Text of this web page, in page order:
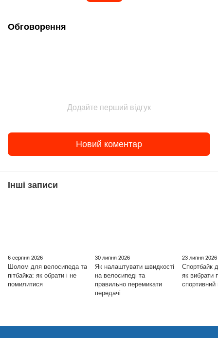
Обговорення
Додайте перший відгук
Новий коментар
Інші записи
6 серпня 2026
Шолом для велосипеда та
пітбайка: як обрати і не
помилитися
30 липня 2026
Як налаштувати швидкості
на велосипеді та
правильно перемикати
передачі
23 липня 2026
Спортбайк
як вибрати